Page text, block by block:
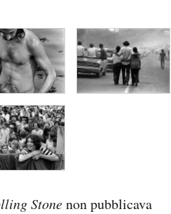
Stonenon pubblicava